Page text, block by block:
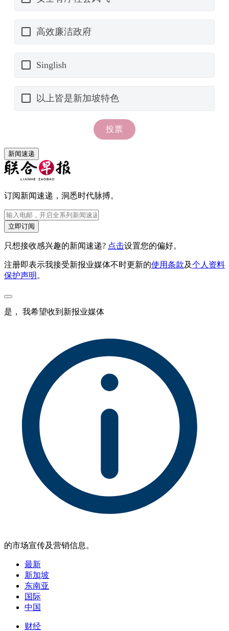
新闻速递
订阅新闻速递，洞悉时代脉搏。
立即订阅
只想接收感兴趣的新闻速递? 点击设置您的偏好。
注册即表示我接受新报业媒体不时更新的使用条款及个人资料
保护声明 。
是， 我希望收到新报业媒体
的市场宣传及营销信息。
最新
新加坡
东南亚
国际
中国
财经